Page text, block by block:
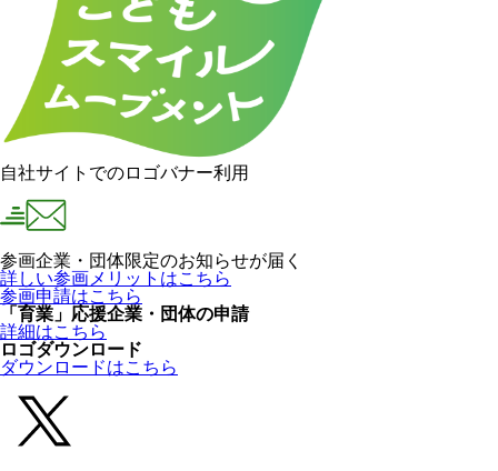
自社サイトでのロゴバナー利用
参画企業・団体限定のお知らせが届く
詳しい参画メリットはこちら
参画申請はこちら
「育業」応援企業・団体の申請
詳細はこちら
ロゴダウンロード
ダウンロードはこちら